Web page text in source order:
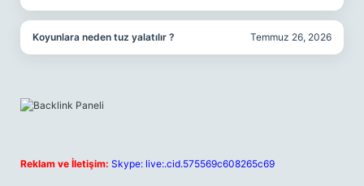
Koyunlara neden tuz yalatılır ? Temmuz 26, 2026
Reklam ve İletişim: Skype: live:.cid.575569c608265c69